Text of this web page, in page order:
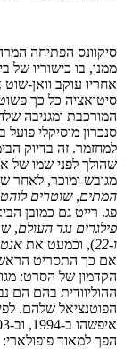
סיקוונס הפתיחה
ממנו, בו כישוריו של
אחריו עוקב וואן-
סיטואציה כל כך
המורכבת ומגניבה
סנכרון מוסיקלי
למחזמר. זה בדיוק
שהולך לפני שמו של
מגובש ומוכר, לאחר
המתים,שוטרים
פג. רייט גם כמובן
פילגרים נגד העולם,
ו-22
), וכמעט את
אם כך התסריט
הקדמון של הסרט:
ההוליוודית בהם הם
הפוטנציאל שלהם.
הפך למאוד פופולארי: